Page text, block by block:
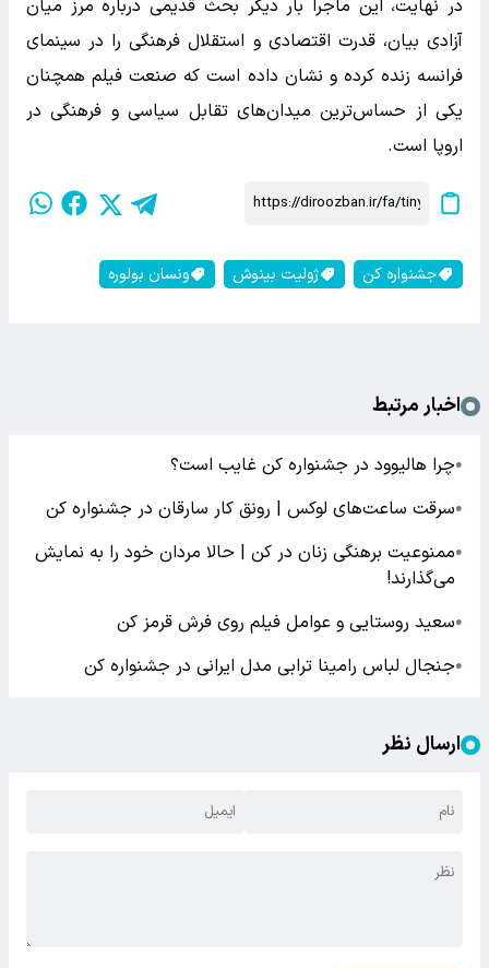
در نهایت، این ماجرا بار دیگر بحث قدیمی درباره مرز میان
آزادی بیان، قدرت اقتصادی و استقلال فرهنگی را در سینمای
فرانسه زنده کرده و نشان داده است که صنعت فیلم همچنان
یکی از حساس‌ترین میدان‌های تقابل سیاسی و فرهنگی در
اروپا است.
جشنواره کن ژولیت بینوش ونسان بولوره
اخبار مرتبط
●چرا هالیوود در جشنواره کن غایب است؟
●سرقت ساعت‌های لوکس | رونق کار سارقان در جشنواره کن
●ممنوعیت برهنگی زنان در کن | حالا مردان خود را به نمایش
می‌گذارند!
●سعید روستایی و عوامل فیلم روی فرش قرمز کن
●جنجال لباس رامینا ترابی مدل ایرانی در جشنواره کن
ارسال نظر